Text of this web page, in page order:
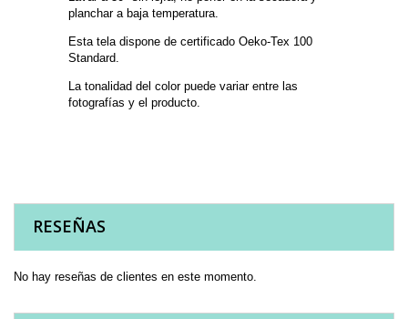
planchar a baja temperatura.
Esta tela dispone de certificado Oeko-Tex 100
Standard.
La tonalidad del color puede variar entre las
fotografías y el producto.
RESEÑAS
No hay reseñas de clientes en este momento.